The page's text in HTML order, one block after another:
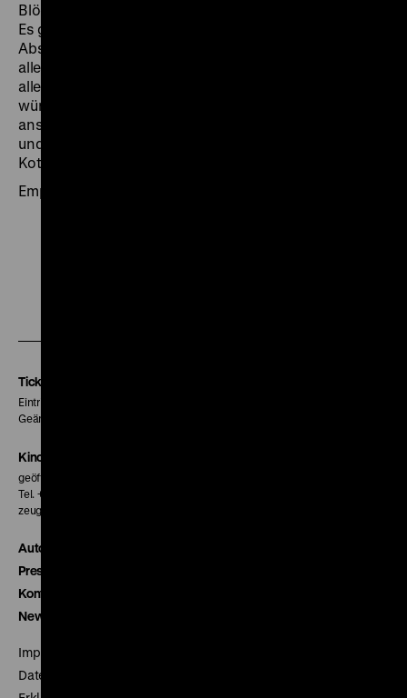
Blödelnd-Burleske hemmungslos überzogen werden.
Es gibt Filmfreunde, die daraus eine ‚parodistische“
Absicht Siodmaks herauslesen. Doch es steckt, bei
allem Wohlwollen, wirklich nicht mehr dahinter als
allenfalls Zynismus. (…) Wer gemeint hatte, Siodmak
würde eine und wenn nur im Handwerklichen
ansehnlichere Karl-May-Verfilmung liefern als Reinl
und Fregonese, sieht sich enttäuscht.“ (Theodor
Kotulla,
Empfohlen für Besucher ab 8 Jahren.
Tickets
Eintritt 5 €
Geänderte Preise sind im Programm vermerkt.
Kinokasse
geöffnet 30 Minuten vor Beginn der ersten Vorstellung
Tel. + 49 30 20304-770
zeughauskino@dhm.de
Autor*innen
Presse
Kontakt
Newsletter
Impressum
Datenschutz